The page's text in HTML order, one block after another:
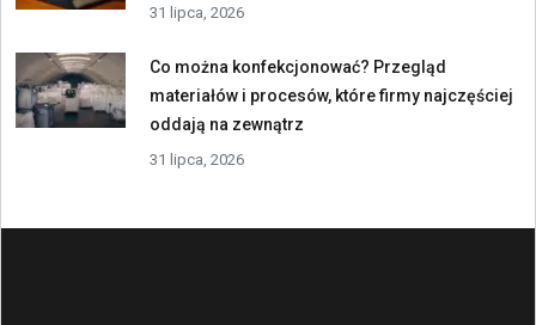
31 lipca, 2026
Co można konfekcjonować? Przegląd
materiałów i procesów, które firmy najczęściej
oddają na zewnątrz
31 lipca, 2026